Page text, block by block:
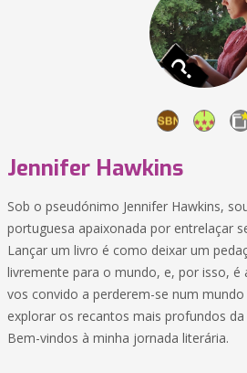
Jennifer Hawkins
Sob o pseudónimo Jennifer Hawkins,
portuguesa apaixonada por entrelaçar
Lançar um livro é como deixar um
livremente para o mundo, e, por isso, é
vos convido a perderem-se num
explorar os recantos mais profundos
Bem-vindos à minha jornada literária.